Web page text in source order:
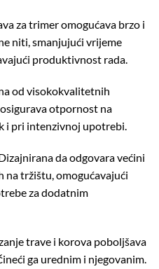
za trimer omogućava brzo i
niti, smanjujući vrijeme
produktivnost rada.
od visokokvalitetnih
otpornost na
i pri intenzivnoj upotrebi.
da odgovara većini
tržištu, omogućavajući
za dodatnim
trave i korova poboljšava
ga urednim i njegovanim.